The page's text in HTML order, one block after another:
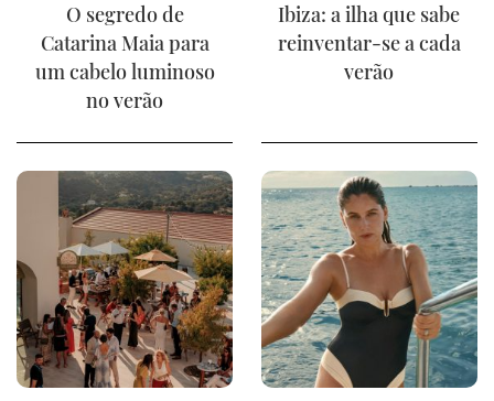
O segredo de
Catarina Maia para
um cabelo luminoso
no verão
Ibiza: a ilha que sabe
reinventar-se a cada
verão